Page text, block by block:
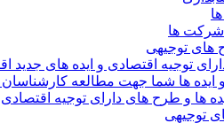
شرکت ها
های توجیهی
توجیه اقتصادی و ایده های
ایده ها شما جهت مطالعه
ها و طرح های دارای توجیه
توجیهی